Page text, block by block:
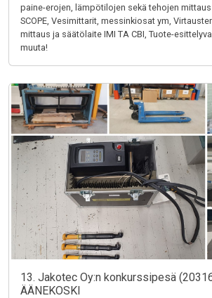
paine-erojen, lämpötilojen sekä tehojen
SCOPE, Vesimittarit, messinkiosat ym,
mittaus ja säätölaite IMI TA CBI, Tuote-
muuta!
13. Jakotec Oy:n konkurssipesä
ÄÄNEKOSKI